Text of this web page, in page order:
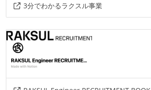
3分でわかるラクスル事業